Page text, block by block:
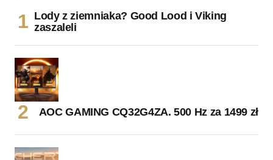
Lody z ziemniaka? Good Lood i Viking
zaszaleli
AOC GAMING CQ32G4ZA. 500 Hz za 1499 zł